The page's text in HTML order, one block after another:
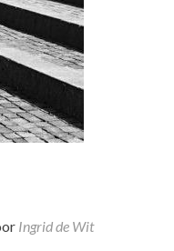
Ingrid de Wit